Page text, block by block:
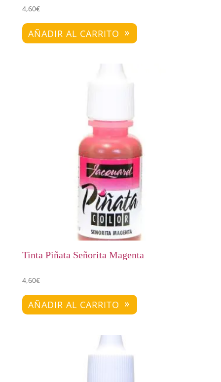
4,60€
AÑADIR AL CARRITO
Tinta Piñata Señorita Magenta
4,60€
AÑADIR AL CARRITO